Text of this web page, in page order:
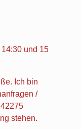
und 15
Ich bin
/
stehen.